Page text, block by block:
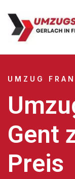
UMZUG
Gent
Preis